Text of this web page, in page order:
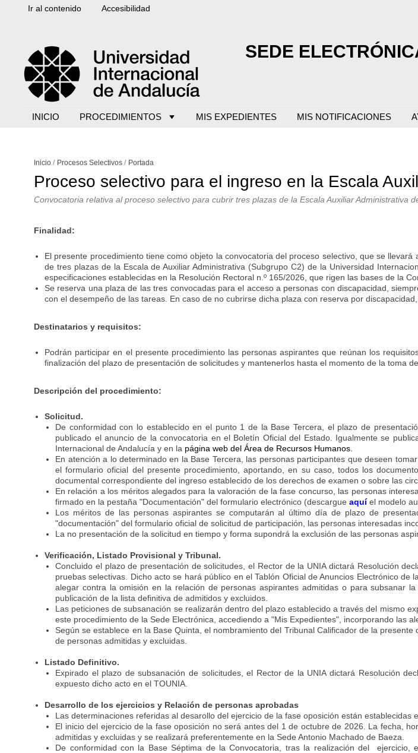
Ir al contenido Accesibilidad
SEDE
INICIO PROCEDIMIENTOS MIS EXPEDIENTES MIS NOTIFICACIONES
Inicio Procesos Selectivos Portada
Proceso selectivo para el ingreso en la Escala
Convocatoria relativa al proceso selectivo para cubrir tres plazas de la Escala Auxiliar Administrativa
Finalidad:
El presente procedimiento tiene como objeto la convocatoria del proceso selectivo, que se
de tres plazas de la Escala de Auxiliar Administrativa (Subgrupo C2) de la Universidad
especificaciones establecidas en la Resolución Rectoral n.º 165/2026, que rigen las bases de la
Se reserva una plaza de las tres convocadas para el acceso a personas con discapacidad,
con el desempeño de las tareas. En caso de no cubrirse dicha plaza con reserva por
Destinatarios y requisitos:
Podrán participar en el presente procedimiento las personas aspirantes que reúnan los
finalización del plazo de presentación de solicitudes y mantenerlos hasta el momento de la toma
Descripción del procedimiento:
Solicitud.
De conformidad con lo establecido en el punto 1 de la Base Tercera, el plazo de
publicado el anuncio de la convocatoria en el Boletín Oficial del Estado. Igualmente se
Internacional de Andalucía y en la página web del Área de Recursos Humanos
En atención a lo determinado en la Base Tercera, las personas participantes que deseen
el formulario oficial del presente procedimiento, aportando, en su caso, todos los
documental correspondiente del ingreso establecido de los derechos de examen o sobre las
En relación a los méritos alegados para la valoración de la fase concurso, las personas
firmado en la pestaña "Documentación" del formulario electrónico (descargueaquíel modelo
Los méritos de las personas aspirantes se computarán al último día de plazo de
"documentación" del formulario oficial de solicitud de participación, las personas interesadas
La no presentación de la solicitud en tiempo y forma supondrá la exclusión de las personas
Verificación, Listado Provisional y Tribunal.
Concluido el plazo de presentación de solicitudes, el Rector de la UNIA dictará Resolución
pruebas selectivas. Dicho acto se hará público en el Tablón Oficial de Anuncios Electrónico
alegar contra la omisión en la relación de personas aspirantes admitidas o para subsanar
publicación de la lista definitiva de admitidos y excluidos
Las peticiones de subsanación se realizarán dentro del plazo establecido a través del mismo
este procedimiento de la Sede Electrónica, accediendo a "Mis Expedientes", incorporando las
Según se establece en la Base Quinta, el nombramiento del Tribunal Calificador de la
de personas admitidas y excluidas.
Listado Definitivo.
Expirado el plazo de subsanación de solicitudes, el Rector de la UNIA dictará Resolución
expuesto dicho acto en el TOUNIA.
Desarrollo de los ejercicios y Relación de personas aprobadas
Las determinaciones referidas al desarollo del ejercicio de la fase oposición están establecidas
El inicio del ejercicio de la fase oposición no será antes del 1 de octubre de 2026. La fecha,
admitidas y excluidas y se realizará preferentemente en la Sede Antonio Machado de Baeza.
De conformidad con la Base Séptima de la Convocatoria, tras la realización del